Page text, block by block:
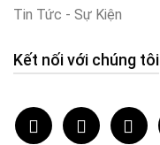
Tin Tức - Sự Kiện
Kết nối với chúng tôi